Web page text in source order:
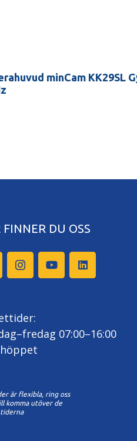
minCam KK29SL
FINNER DU OSS
07:00–16:00
är flexibla, ring oss
komma utöver de